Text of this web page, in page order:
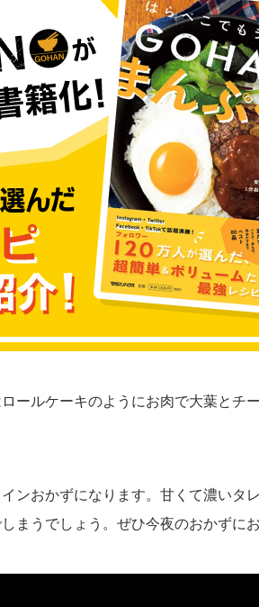
ールケーキのようにお肉で大葉とチ
ンおかずになります。甘くて濃いタ
まうでしょう。ぜひ今夜のおかずにお